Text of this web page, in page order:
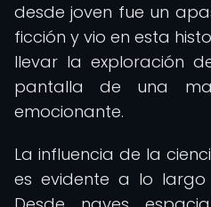
desde joven fue un
ficción y vio en esta
llevar la exploración
pantalla de una
emocionante.
La influencia de la
es evidente a lo